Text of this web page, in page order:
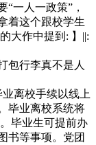
一人一政策”，
着这个跟校学生
大作中提到: 】||:
包行李真不是人
离校手续以线上
毕业离校系统将
毕业生可提前办
书等事项。党团